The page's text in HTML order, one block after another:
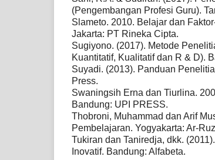
(Pengembangan Profesi Guru).
Slameto. 2010. Belajar dan
Jakarta: PT Rineka Cipta.
Sugiyono. (2017). Metode
Kuantitatif, Kualitatif dan R & D).
Suyadi. (2013). Panduan
Press.
Swaningsih Erna dan Tiurlina.
Bandung: UPI PRESS.
Thobroni, Muhammad dan Arif
Pembelajaran. Yogyakarta: Ar-
Tukiran dan Taniredja, dkk.
Inovatif. Bandung: Alfabeta.